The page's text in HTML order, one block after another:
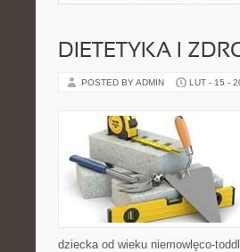
DIETETYKA I
POSTED BY ADMIN LUT - 15 -
dziecka od wieku niemowlęco-